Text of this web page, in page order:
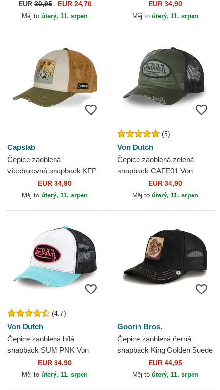
New York Yankees MLB
New Era
EUR30,95 EUR 24,76
Měj to úterý, 11. srpen
EUR 34,90
Měj to úterý, 11. srpen
Capslab
Čepice zaoblená
vícebarevná snapback KFP
DRA Kung Fu Panda
Capslab
EUR 34,90
Měj to úterý, 11. srpen
(5)
Von Dutch
Čepice zaoblená zelená
snapback CAFE01 Von
EUR 34,90
Měj to úterý, 11. srpen
(4.7)
Von Dutch
Čepice zaoblená bílá
snapback SUM PNK Von
EUR 34,90
Měj to úterý, 11. srpen
Goorin Bros.
Čepice zaoblená černá
snapback King Golden Suede
The Farm Goorin Bros.
EUR 44,95
Měj to úterý, 11. srpen